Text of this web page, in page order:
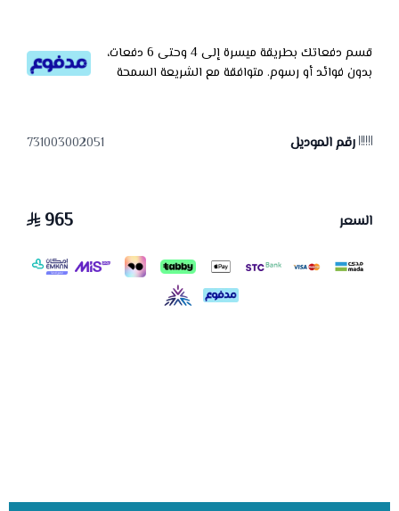
قسم دفعاتك بطريقة ميسرة إلى 4 وحتى 6 دفعات،
بدون فوائد أو رسوم. متوافقة مع الشريعة السمحة
رقم الموديل 731003002051
السعر 965